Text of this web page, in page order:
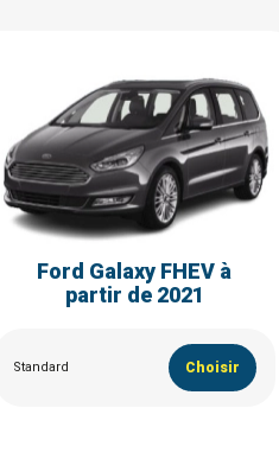
Ford Galaxy FHEV à
partir de 2021
Standard Choisir